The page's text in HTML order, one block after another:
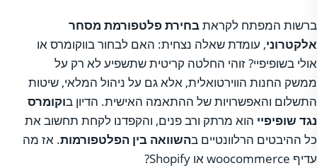
ברשות המפתח לקראתבחירת פלטפורמת מסחר
אלקטרוני, עומדת שאלה נצחית: האם לבחור בווקומרס או
אולי בשופיפיי? זוהי החלטה קריטית שתשפיע לא רק על
ממשק החנות הווירטואלית, אלא גם על ניהול המלאי, שיטות
התשלום והאפשרויות של ההתאמה האישית. הדיון בוקומרס
נגד שופיפיי הוא מרתק ורב פנים, והקפדנו לקחת תחשוב את
כל ההיבטים הרלוונטיים בהשוואה בין הפלטפורמות. אז מה
עדיף woocommerce או Shopify?